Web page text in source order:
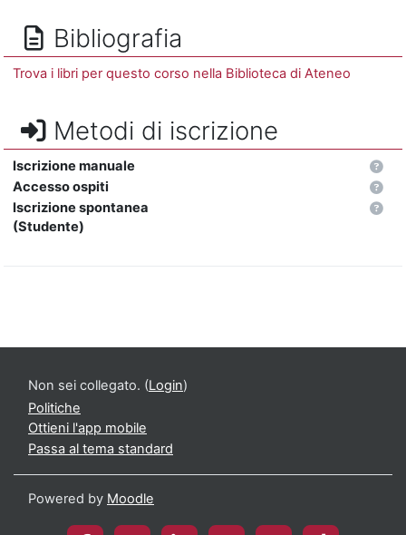
Bibliografia
Trova i libri per questo corso nella Biblioteca di Ateneo
Metodi di iscrizione
Iscrizione manuale
Accesso ospiti
Iscrizione spontanea
(Studente)
Non sei collegato. (Login)
Politiche
Ottieni l'app mobile
Passa al tema standard
Powered by Moodle